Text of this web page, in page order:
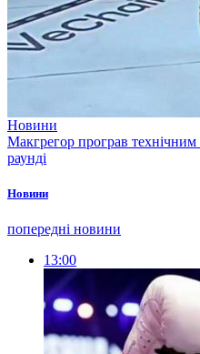
Новини
Макгрегор програв
раунді
Новини
попередні новини
13:00